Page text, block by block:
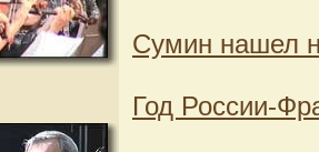
Сумин нашел
Год России-